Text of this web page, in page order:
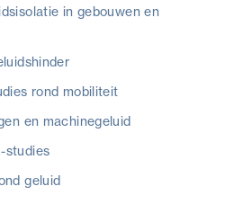
in gebouwen en
rond mobiliteit
en machinegeluid
studies
geluid